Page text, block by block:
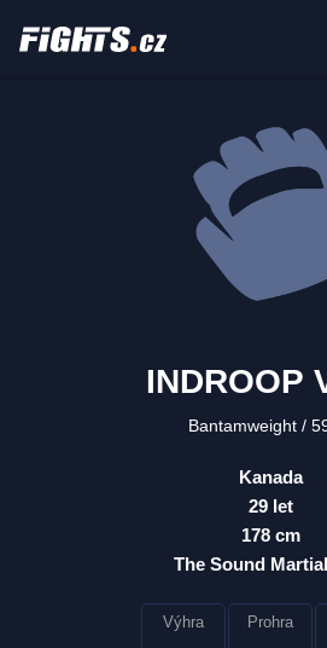
INDROOP
Bantamweight
Kanada
29 let
178 cm
The Sound
Výhra Prohra